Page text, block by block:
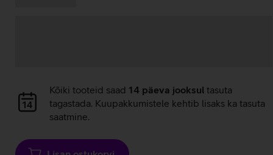
Andmete
laadimine
Kõiki tooteid saad 14 päeva jooksul tasuta
tagastada. Kuupakkumistele kehtib lisaks ka tasuta
saatmine.